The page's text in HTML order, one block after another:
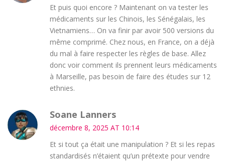
Et puis quoi encore ? Maintenant on va tester les
médicaments sur les Chinois, les Sénégalais, les
Vietnamiens… On va finir par avoir 500 versions du
même comprimé. Chez nous, en France, on a déjà
du mal à faire respecter les règles de base. Allez
donc voir comment ils prennent leurs médicaments
à Marseille, pas besoin de faire des études sur 12
ethnies.
Soane Lanners
décembre 8, 2025 AT 10:14
Et si tout ça était une manipulation ? Et si les repas
standardisés n’étaient qu’un prétexte pour vendre